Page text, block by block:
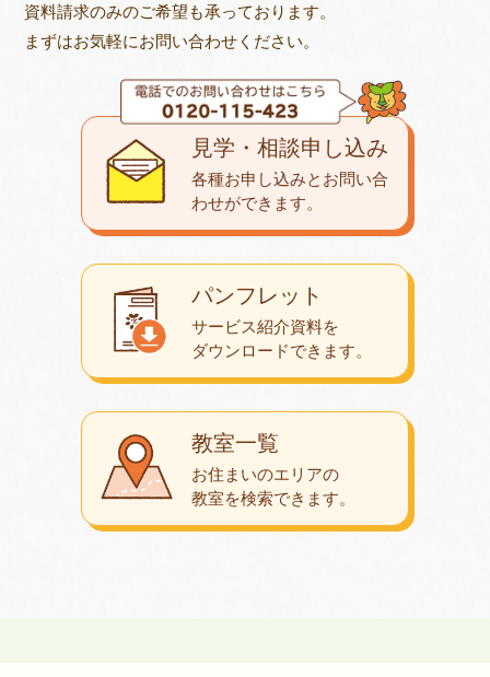
資料請求のみのご希望も承っております。
まずはお気軽にお問い合わせください。
教室一覧
お住まいのエリアの
教室を検索できます。
パンフレット
サービス紹介資料を
ダウンロードできます。
見学・相談申し込み
各種お申し込みとお問い合
わせができます。